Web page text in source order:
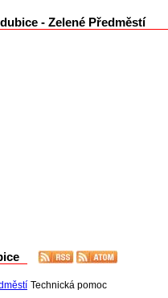
- Zelené Předměstí
Technická pomoc